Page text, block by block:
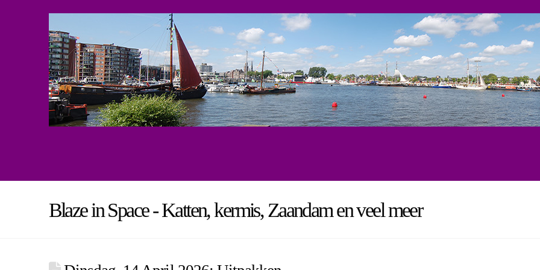
Blaze in Space - Katten, kermis, Zaandam en veel meer